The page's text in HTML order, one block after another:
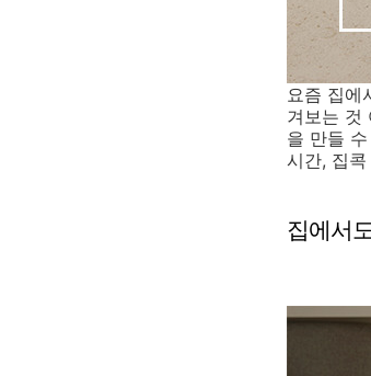
요즘 집에
겨보는 것
을 만들
시간, 집
집에서